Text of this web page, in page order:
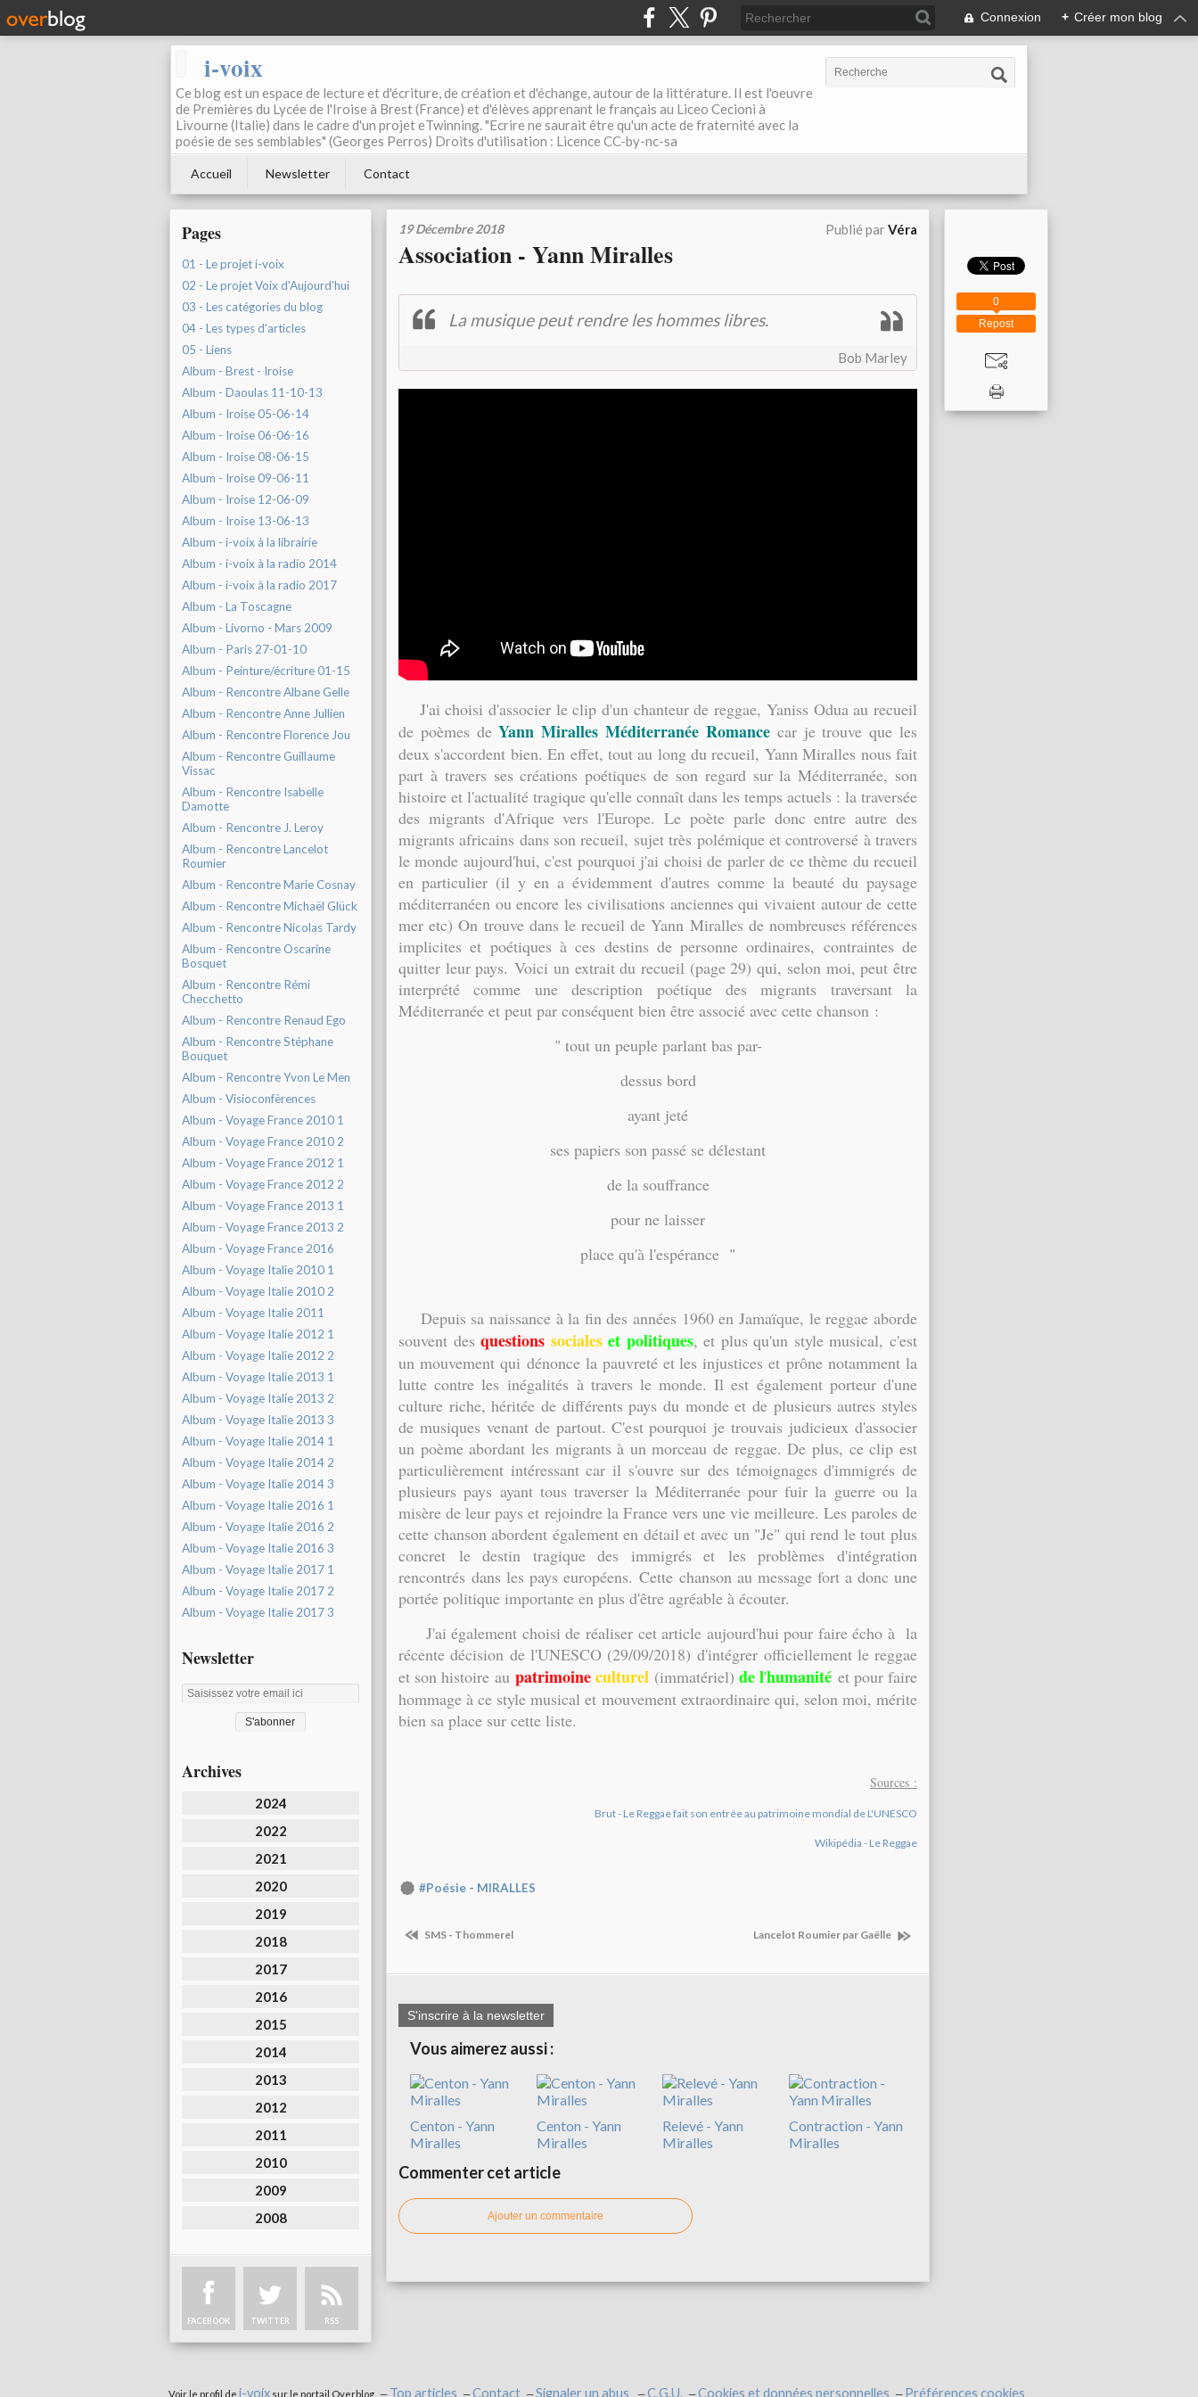
Connexion + Créer mon blog
i-voix
Ce blog est un espace de lecture et d'écriture, de création et d'échange, autour de la littérature. Il est l'oeuvre
de Premières du Lycée de l'Iroise à Brest (France) et d'élèves apprenant le français au Liceo Cecioni à
Livourne (Italie) dans le cadre d'un projet eTwinning. "Ecrire ne saurait être qu'un acte de fraternité avec la
poésie de ses semblables" (Georges Perros) Droits d'utilisation : Licence CC-by-nc-sa
Accueil Newsletter Contact
Pages
01 - Le projet i-voix
02 - Le projet Voix d'Aujourd'hui
03 - Les catégories du blog
04 - Les types d'articles
05 - Liens
Album - Brest - Iroise
Album - Daoulas 11-10-13
Album - Iroise 05-06-14
Album - Iroise 06-06-16
Album - Iroise 08-06-15
Album - Iroise 09-06-11
Album - Iroise 12-06-09
Album - Iroise 13-06-13
Album - i-voix à la librairie
Album - i-voix à la radio 2014
Album - i-voix à la radio 2017
Album - La Toscagne
Album - Livorno - Mars 2009
Album - Paris 27-01-10
Album - Peinture/écriture 01-15
Album - Rencontre Albane Gelle
Album - Rencontre Anne Jullien
Album - Rencontre Florence Jou
Album - Rencontre Guillaume
Vissac
Album - Rencontre Isabelle
Damotte
Album - Rencontre J. Leroy
Album - Rencontre Lancelot
Roumier
Album - Rencontre Marie Cosnay
Album - Rencontre Michaël Glück
Album - Rencontre Nicolas Tardy
Album - Rencontre Oscarine
Bosquet
Album - Rencontre Rémi
Checchetto
Album - Rencontre Renaud Ego
Album - Rencontre Stéphane
Bouquet
Album - Rencontre Yvon Le Men
Album - Visioconfèrences
Album - Voyage France 2010 1
Album - Voyage France 2010 2
Album - Voyage France 2012 1
Album - Voyage France 2012 2
Album - Voyage France 2013 1
Album - Voyage France 2013 2
Album - Voyage France 2016
Album - Voyage Italie 2010 1
Album - Voyage Italie 2010 2
Album - Voyage Italie 2011
Album - Voyage Italie 2012 1
Album - Voyage Italie 2012 2
Album - Voyage Italie 2013 1
Album - Voyage Italie 2013 2
Album - Voyage Italie 2013 3
Album - Voyage Italie 2014 1
Album - Voyage Italie 2014 2
Album - Voyage Italie 2014 3
Album - Voyage Italie 2016 1
Album - Voyage Italie 2016 2
Album - Voyage Italie 2016 3
Album - Voyage Italie 2017 1
Album - Voyage Italie 2017 2
Album - Voyage Italie 2017 3
Newsletter
Archives
2024
2022
2021
2020
2019
2018
2017
2016
2015
2014
2013
2012
2011
2010
2009
2008
FACEBOOK TWITTER RSS
19 Décembre 2018 Publié parVéra
Association - Yann Miralles
La musique peut rendre les hommes libres.
Bob Marley
J'ai choisi d'associer le clip d'un chanteur de reggae, Yaniss Odua au recueil
de poèmes deYann Miralles Méditerranée Romancecar je trouve que les
deux s'accordent bien. En effet, tout au long du recueil, Yann Miralles nous fait
part à travers ses créations poétiques de son regard sur la Méditerranée, son
histoire et l'actualité tragique qu'elle connaît dans les temps actuels : la traversée
des migrants d'Afrique vers l'Europe. Le poète parle donc entre autre des
migrants africains dans son recueil, sujet très polémique et controversé à travers
le monde aujourd'hui, c'est pourquoi j'ai choisi de parler de ce thème du recueil
en particulier (il y en a évidemment d'autres comme la beauté du paysage
méditerranéen ou encore les civilisations anciennes qui vivaient autour de cette
mer etc) On trouve dans le recueil de Yann Miralles de nombreuses références
implicites et poétiques à ces destins de personne ordinaires, contraintes de
quitter leur pays. Voici un extrait du recueil (page 29) qui, selon moi, peut être
interprété comme une description poétique des migrants traversant la
Méditerranée et peut par conséquent bien être associé avec cette chanson :
" tout un peuple parlant bas par-
dessus bord
ayant jeté
ses papiers son passé se délestant
de la souffrance
pour ne laisser
place qu'à l'espérance "
Depuis sa naissance à la fin des années 1960 en Jamaïque, le reggae aborde
souvent desquestions sociales et politiques, et plus qu'un style musical, c'est
un mouvement qui dénonce la pauvreté et les injustices et prône notamment la
lutte contre les inégalités à travers le monde. Il est également porteur d'une
culture riche, héritée de différents pays du monde et de plusieurs autres styles
de musiques venant de partout. C'est pourquoi je trouvais judicieux d'associer
un poème abordant les migrants à un morceau de reggae. De plus, ce clip est
particulièrement intéressant car il s'ouvre sur des témoignages d'immigrés de
plusieurs pays ayant tous traverser la Méditerranée pour fuir la guerre ou la
misère de leur pays et rejoindre la France vers une vie meilleure. Les paroles de
cette chanson abordent également en détail et avec un "Je" qui rend le tout plus
concret le destin tragique des immigrés et les problèmes d'intégration
rencontrés dans les pays européens. Cette chanson au message fort a donc une
portée politique importante en plus d'être agréable à écouter.
J'ai également choisi de réaliser cet article aujourd'hui pour faire écho à la
récente décision de l'UNESCO (29/09/2018) d'intégrer officiellement le reggae
et son histoire au patrimoine culturel(immatériel)de l'humanité et pour faire
hommage à ce style musical et mouvement extraordinaire qui, selon moi, mérite
bien sa place sur cette liste.
Sources :
Brut - Le Reggae fait son entrée au patrimoine mondial de L'UNESCO
Wikipédia - Le Reggae
#Poésie - MIRALLES
SMS - Thommerel Lancelot Roumier par Gaëlle
S'inscrire à la newsletter
Vous aimerez aussi :
Centon - Yann
Miralles
Centon - Yann
Miralles
Relevé - Yann
Miralles
Contraction - Yann
Miralles
Commenter cet article
Ajouter un commentaire
Repost
0
Voir le profil de i-voixsur le portail Overblog Top articles Contact Signaler un abus C.G.U. Cookies et données personnelles Préférences cookies